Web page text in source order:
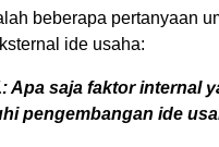
beberapa pertanyaan
ide usaha:
Apa saja faktor internal
pengembangan ide